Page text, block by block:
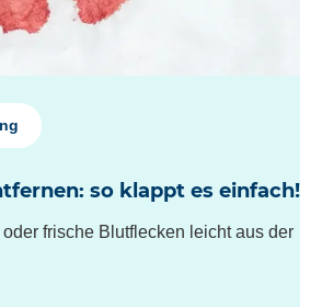
so klappt es einfach!
frische Blutflecken leicht aus der